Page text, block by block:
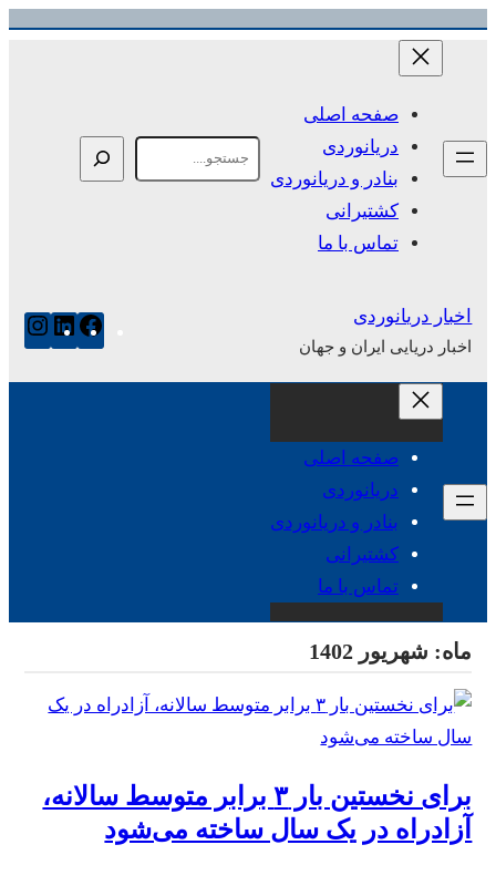
رفتن
صفحه اصلی
دریانوردی
بنادر و دریانوردی
کشتیرانی
تماس با ما
اخبار دریانوردی
اخبار دریایی ایران و جهان
فیس‌بوک
صفحه اصلی
دریانوردی
بنادر و دریانوردی
کشتیرانی
تماس با ما
ماه: شهریور 1402
برای نخستین بار ۳ برابر متوسط سالانه،
آزادراه در یک سال ساخته می‌شود